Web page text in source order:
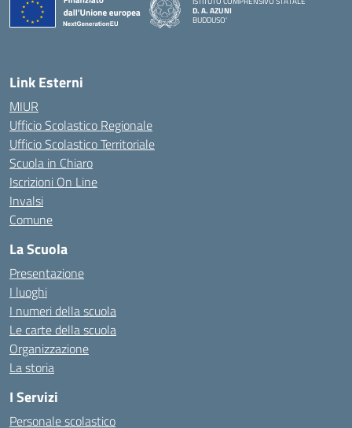
D. A. AZUNI
BUDDUSO'
Link Esterni
MIUR
Ufficio Scolastico Regionale
Ufficio Scolastico Territoriale
Scuola in Chiaro
Iscrizioni On Line
Invalsi
Comune
La Scuola
Presentazione
I luoghi
I numeri della scuola
Le carte della scuola
Organizzazione
La storia
I Servizi
Personale scolastico